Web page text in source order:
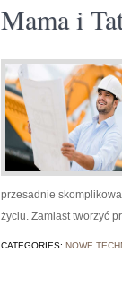
Mama i
przesadnie
życiu. Zamiast tworzyć
CATEGORIES: NOWE